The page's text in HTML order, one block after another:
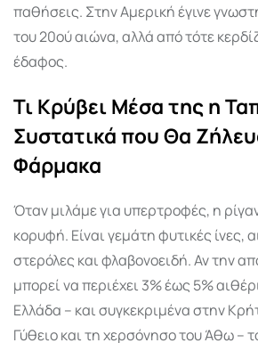
παθήσεις. Στην Αμερική έγινε
του 20ού αιώνα, αλλά από τότε
έδαφος.
Τι Κρύβει Μέσα της η
Συστατικά που Θα
Φάρμακα
Όταν μιλάμε για υπερτροφές, η
κορυφή. Είναι γεμάτη φυτικές ίνες,
στερόλες και φλαβονοειδή. Αν την
μπορεί να περιέχει 3% έως 5%
Ελλάδα – και συγκεκριμένα στην
Γύθειο και τη χερσόνησο του Άθω –